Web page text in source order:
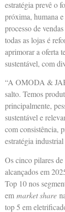
estratégia prevê o
próxima, humana
processo de
todas as lojas é
aprimorar a oferta
sustentável, com
“A OMODA &
salto. Temos
principalmente,
sustentável e
com consistência,
estratégia
Os cinco pilares de
alcançados em
Top 10 nos
em market share
top 5 em